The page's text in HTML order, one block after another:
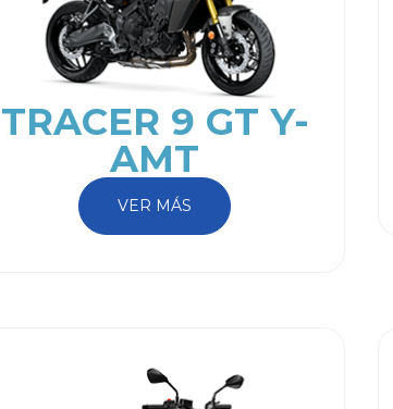
TRACER 9 GT Y-
AMT
VER MÁS